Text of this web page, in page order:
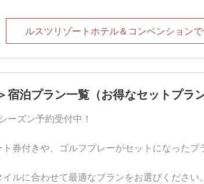
ルスツリゾートホテル＆コンベンション
宿泊プラン一覧（お得なセットプラン
ーズン予約受付中！
ト券付きや、ゴルフプレーがセットになったプ
ルに合わせて最適なプランをお選びください。